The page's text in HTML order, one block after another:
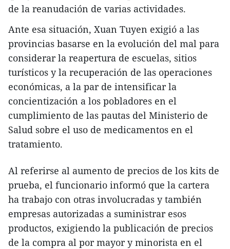
de la reanudación de varias actividades.
Ante esa situación, Xuan Tuyen exigió a las
provincias basarse en la evolución del mal para
considerar la reapertura de escuelas, sitios
turísticos y la recuperación de las operaciones
económicas, a la par de intensificar la
concientización a los pobladores en el
cumplimiento de las pautas del Ministerio de
Salud sobre el uso de medicamentos en el
tratamiento.
Al referirse al aumento de precios de los kits de
prueba, el funcionario informó que la cartera
ha trabajo con otras involucradas y también
empresas autorizadas a suministrar esos
productos, exigiendo la publicación de precios
de la compra al por mayor y minorista en el